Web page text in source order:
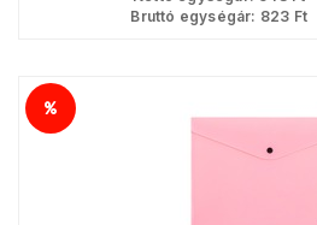
Bruttó egységár: 823 Ft